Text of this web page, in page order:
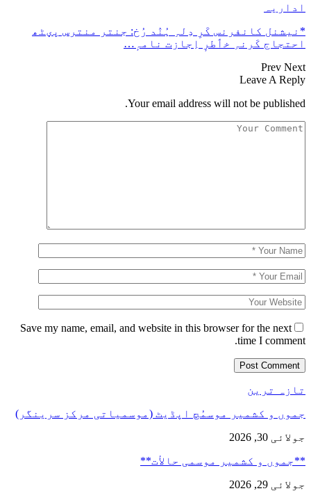
اداریہ
*نیشنل کانفرنس کَرِ دِلہِ ہُنٛد رُخ: جنتر منترس پؠٹھ
احتجاج کَرنہِ خٲطرٕ اِجازت نامہٕ…
Prev Next
Leave A Reply
Your email address will not be published.
Save my name, email, and website in this browser for the next
time I comment.
تازہ ترین
جموں و کشمیر موسمُچ اپڈیٹ (موسمیاتی مرکز سرینگر)
جولائی 30, 2026
**جموں و كشمیر موسمی حالأت**
جولائی 29, 2026